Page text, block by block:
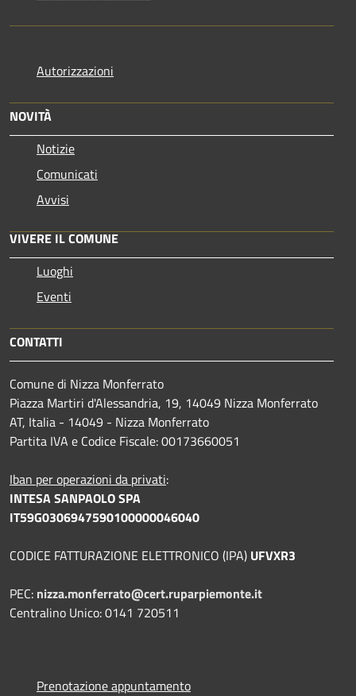
Autorizzazioni
NOVITÀ
Notizie
Comunicati
Avvisi
VIVERE IL COMUNE
Luoghi
Eventi
CONTATTI
Comune di Nizza Monferrato
Piazza Martiri d'Alessandria, 19, 14049 Nizza Monferrato
AT, Italia - 14049 - Nizza Monferrato
Partita IVA e Codice Fiscale: 00173660051
Iban per operazioni da privati:
INTESA SANPAOLO SPA
IT59G0306947590100000046040
CODICE FATTURAZIONE ELETTRONICO (IPA) UFVXR3
PEC: nizza.monferrato@cert.ruparpiemonte.it
Centralino Unico: 0141 720511
Prenotazione appuntamento